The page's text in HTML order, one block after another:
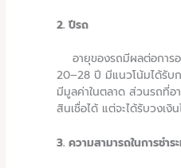
2. ปีรถ
อายุของรถมีผลต่อการ
20–28 ปี มีแนวโน้มได้รับ
มีมูลค่าในตลาด ส่วนรถที่
สินเชื่อได้ แต่จะได้รับวงเงิ
3. ความสามารถในการชำร